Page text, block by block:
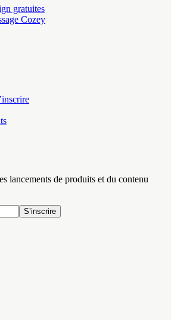
gratuites
Cozey
lancements de produits et du contenu
S’inscrire